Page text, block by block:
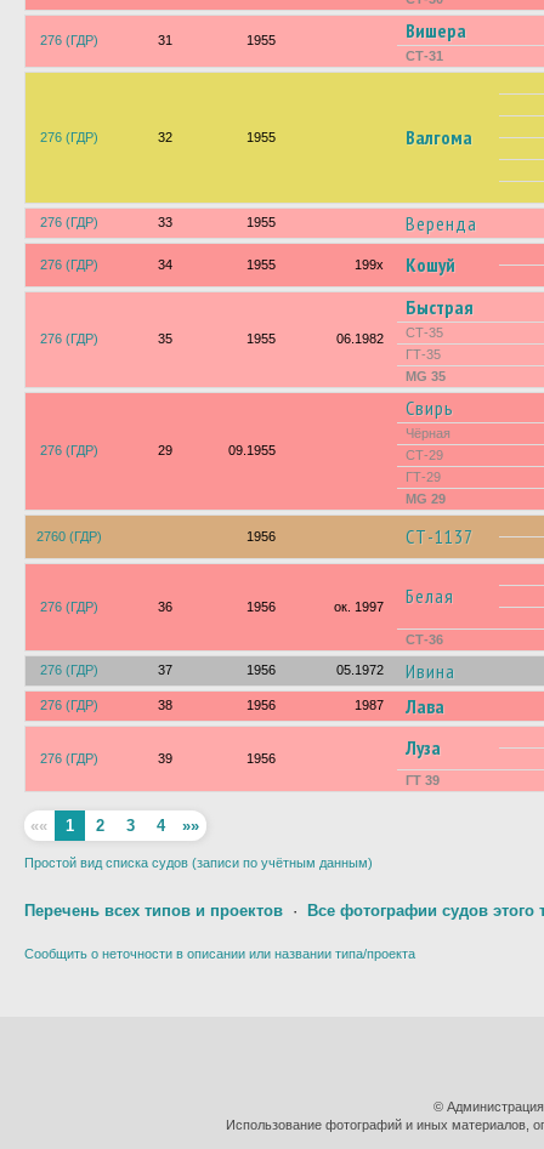
276 (ГДР) 31 1955 Вишера
СТ-31
276 (ГДР) 32 1955 Валгома
276 (ГДР) 33 1955 Веренда
276 (ГДР) 34 1955 199х Кошуй
276 (ГДР) 35 1955 06.1982
Быстрая
СТ-35
ГТ-35
MG 35
276 (ГДР) 29 09.1955
Свирь
Чёрная
СТ-29
ГТ-29
MG 29
2760 (ГДР) 1956 СТ-1137
276 (ГДР) 36 1956 ок. 1997 Белая
СТ-36
276 (ГДР) 37 1956 05.1972 Ивина
276 (ГДР) 38 1956 1987 Лава
276 (ГДР) 39 1956 Луза
ГТ 39
«« 1 2 3 4 »»
Простой вид списка судов (записи по учётным данным)
Перечень всех типов и проектов · Все фотографии судов этого
Сообщить о неточности в описании или названии типа/проекта
©
Использование фотографий и иных материалов,